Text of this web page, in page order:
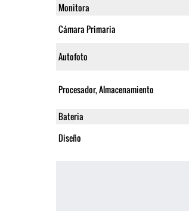
Monitora
Cámara Primaria
Autofoto
Procesador, Almacenamiento
Bateria
Diseño